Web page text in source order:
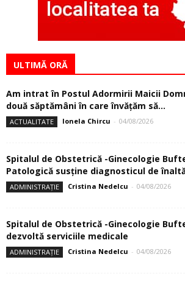
ULTIMĂ ORĂ
Am intrat în Postul Adormirii Maicii
două săptămâni în care învăţăm să...
ACTUALITATE Ionela Chircu - 04/08/2026
Spitalul de Obstetrică -Ginecologie
Patologică susţine diagnosticul de
ADMINISTRAȚIE Cristina Nedelcu - 04/08/2026
Spitalul de Obstetrică -Ginecologie
dezvoltă serviciile medicale
ADMINISTRAȚIE Cristina Nedelcu - 04/08/2026